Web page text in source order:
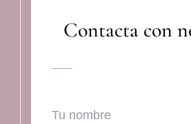
Contacta con
Tu nombre